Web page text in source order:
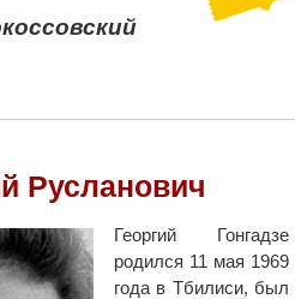
Русланович
Георгий Гонгадзе
родился 11 мая 1969
года в Тбилиси, был